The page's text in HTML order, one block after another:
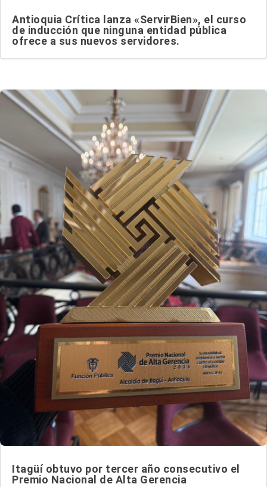
Antioquia Crítica lanza «ServirBien», el curso
de inducción que ninguna entidad pública
ofrece a sus nuevos servidores.
Itagüí obtuvo por tercer año consecutivo el
Premio Nacional de Alta Gerencia